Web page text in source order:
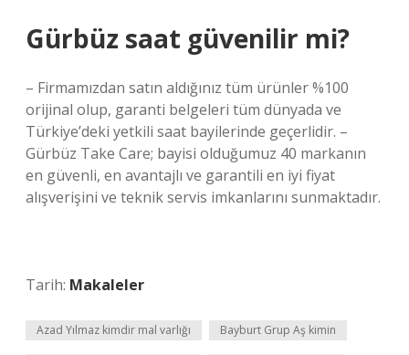
Gürbüz saat güvenilir mi?
– Firmamızdan satın aldığınız tüm ürünler %100
orijinal olup, garanti belgeleri tüm dünyada ve
Türkiye’deki yetkili saat bayilerinde geçerlidir. –
Gürbüz Take Care; bayisi olduğumuz 40 markanın
en güvenli, en avantajlı ve garantili en iyi fiyat
alışverişini ve teknik servis imkanlarını sunmaktadır.
Tarih: Makaleler
Azad Yılmaz kimdir mal varlığı Bayburt Grup Aş kimin